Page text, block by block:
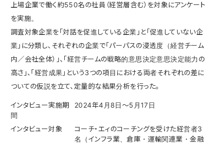
上場企業で働く約550名の社員（経営層含む）を対象にアンケート
を実施。
調査対象企業を「対話を促進している企業」と「促進していない企
業」に分類し、それぞれの企業で「パーパスの浸透度（経営チーム
内／会社全体）」、「経営チームの戦略的意思決定意思決定能力の
高さ」、「経営成果」という3つの項目における両者それぞれの差に
ついての仮説を立て、定量的な結果分析を行った。
インタビュー実施期
間
2024年4月8日〜5月17日
インタビュー対象
コーチ・エィのコーチングを受けた経営者3
名（インフラ業、倉庫・運輸関連業・金融